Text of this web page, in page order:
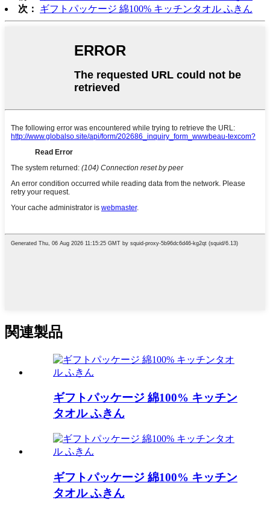
次：
ギフトパッケージ 綿100% キッチンタオル ふきん
関連製品
ギフトパッケージ 綿100% キッチン
タオル ふきん
ギフトパッケージ 綿100% キッチン
タオル ふきん